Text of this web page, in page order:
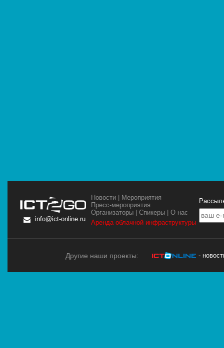
info@ict-online.ru
Новости | Мероприятия
Пресс-мероприятия
Организаторы |Спикеры |О нас
Аренда облачной инфраструктуры
Другие наши проекты: -